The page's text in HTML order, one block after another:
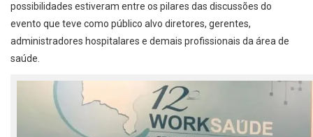
possibilidades estiveram entre os pilares das discussões do
evento que teve como público alvo diretores, gerentes,
administradores hospitalares e demais profissionais da área de
saúde.